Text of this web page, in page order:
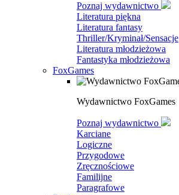
Poznaj wydawnictwo
Literatura piękna
Literatura fantasy
Thriller/Kryminał/Sensacje
Literatura młodzieżowa
Fantastyka młodzieżowa
FoxGames
Wydawnictwo FoxGames
Poznaj wydawnictwo
Karciane
Logiczne
Przygodowe
Zręcznościowe
Familijne
Paragrafowe